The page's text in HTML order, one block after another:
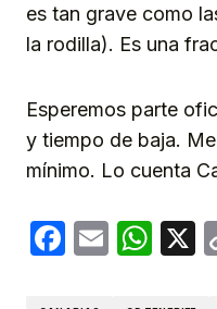
es tan grave como
la rodilla). Es una
Esperemos parte
y tiempo de baja.
mínimo. Lo cuenta
Email